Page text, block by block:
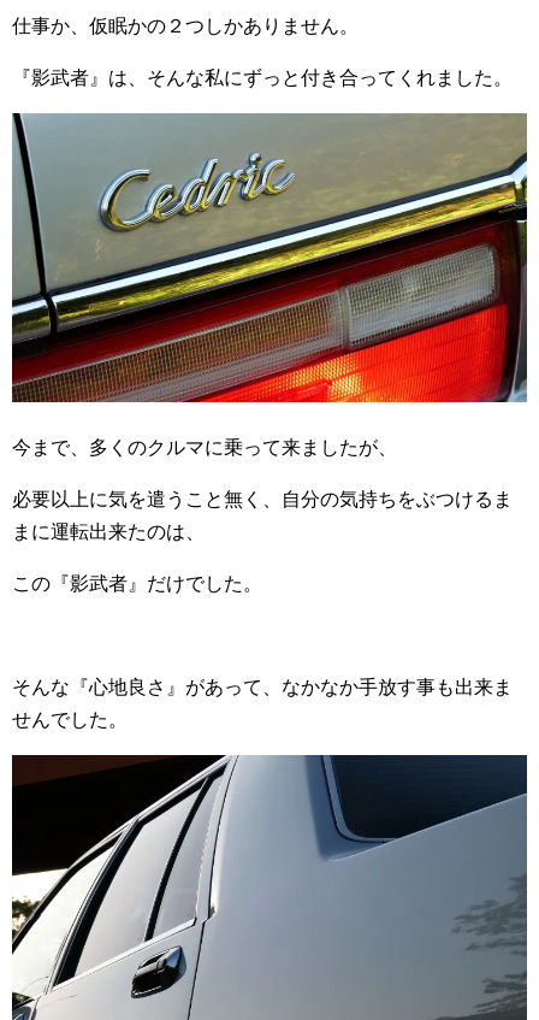
仕事か、仮眠かの２つしかありません。
『影武者』は、そんな私にずっと付き合ってくれました。
今まで、多くのクルマに乗って来ましたが、
必要以上に気を遣うこと無く、自分の気持ちをぶつけるま
まに運転出来たのは、
この『影武者』だけでした。
そんな『心地良さ』があって、なかなか手放す事も出来ま
せんでした。